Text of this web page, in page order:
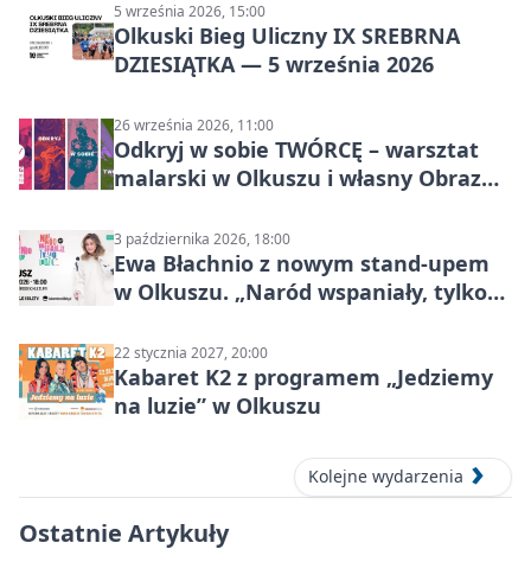
5 września 2026, 15:00
Olkuski Bieg Uliczny IX SREBRNA
DZIESIĄTKA — 5 września 2026
26 września 2026, 11:00
Odkryj w sobie TWÓRCĘ – warsztat
malarski w Olkuszu i własny Obraz
3 października 2026, 18:00
Ewa Błachnio z nowym stand-upem
w Olkuszu. „Naród wspaniały, tylko
22 stycznia 2027, 20:00
Kabaret K2 z programem „Jedziemy
na luzie” w Olkuszu
Kolejne wydarzenia
Ostatnie Artykuły